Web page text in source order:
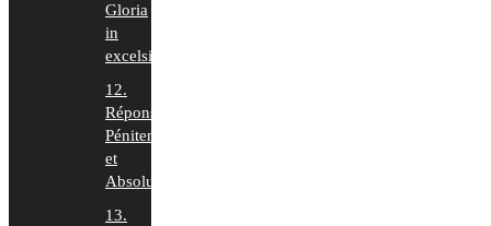
Gloria
in
excelsis
12.
Répons
Pénitence
et
Absolution
13.